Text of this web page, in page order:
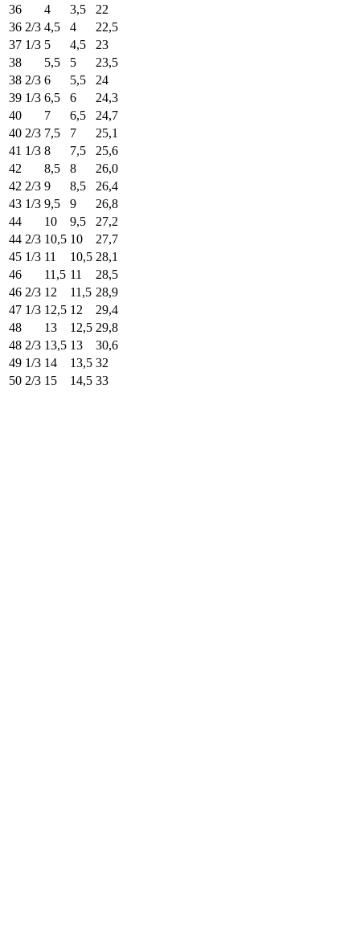
36
4 3,5
22
36 2/3 4,5 4
22,5
37 1/3 5 4,5
23
38
5,5 5
23,5
38 2/3 6 5,5
24
39 1/3 6,5 6
24,3
40
7 6,5
24,7
40 2/3 7,5 7
25,1
41 1/3 8 7,5
25,6
42
8,5 8
26,0
42 2/3 9 8,5
26,4
43 1/3 9,5 9
26,8
44
10 9,5
27,2
44 2/3 10,5 10
27,7
45 1/3 11 10,5 28,1
46
11,5 11
28,5
46 2/3 12 11,5 28,9
47 1/3 12,5 12
29,4
48
13 12,5 29,8
48 2/3 13,5 13
30,6
49 1/3 14 13,5 32
50 2/3 15 14,5 33